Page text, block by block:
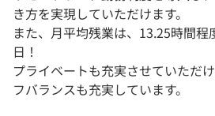
き方を実現していただけます。
また、月平均残業は、13.25時間程
日！
プライベートも充実させていただ
フバランスも充実しています。